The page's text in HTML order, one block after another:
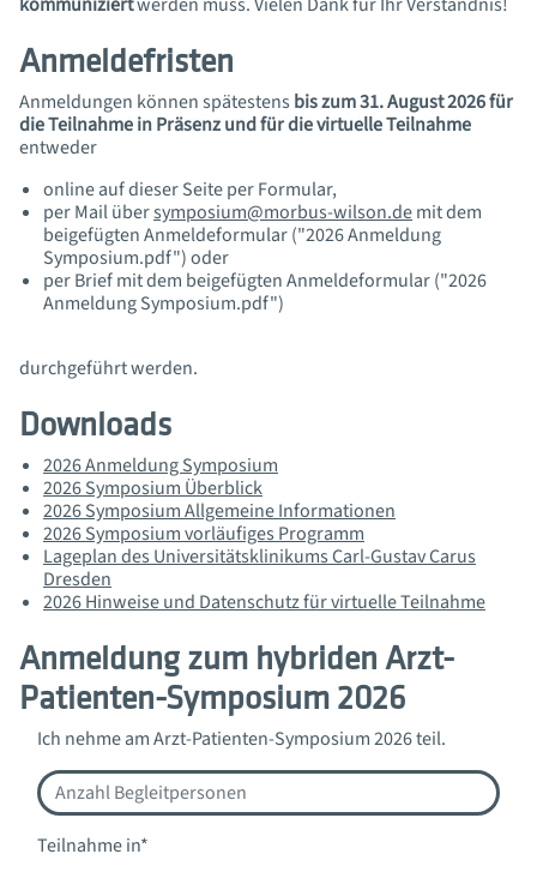
Anmeldefristen
Anmeldungen können spätestens bis zum 31. August 2026 für
die Teilnahme in Präsenz und für die virtuelle Teilnahme
entweder
online auf dieser Seite per Formular,
per Mail übersymposium@morbus-wilson.demit dem
beigefügten Anmeldeformular ("2026 Anmeldung
Symposium.pdf")oder
per Brief mit dem beigefügten Anmeldeformular ("2026
Anmeldung Symposium.pdf")
durchgeführt werden.
Downloads
2026 Anmeldung Symposium
2026 Symposium Überblick
2026 Symposium Allgemeine Informationen
2026 Symposium vorläufiges Programm
Lageplan des Universitätsklinikums Carl-Gustav Carus
Dresden
2026 Hinweise und Datenschutz für virtuelle Teilnahme
Anmeldung zum hybriden Arzt-
Patienten-Symposium 2026
Ich nehme am Arzt-Patienten-Symposium 2026 teil.
Teilnahme in*